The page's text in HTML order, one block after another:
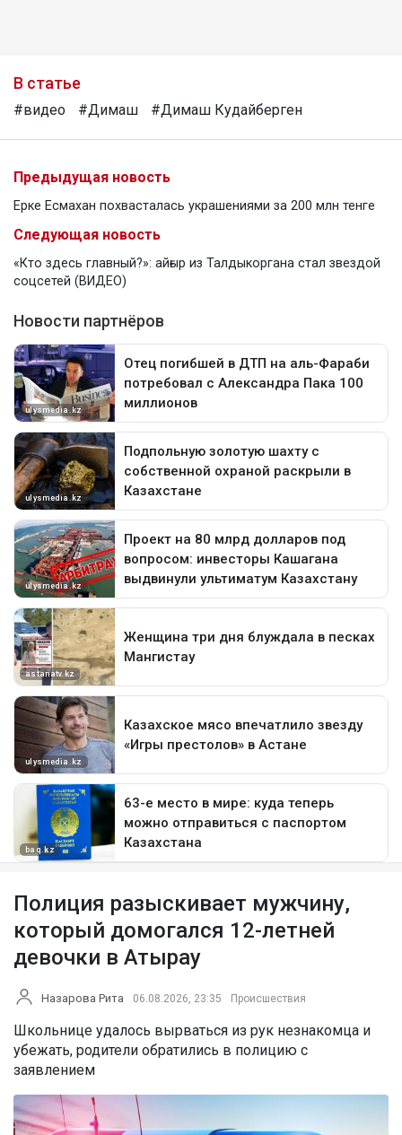
В статье
#видео #Димаш #Димаш Кудайберген
Предыдущая новость
Ерке Есмахан похвасталась украшениями за 200 млн тенге
Следующая новость
«Кто здесь главный?»: айғыр из Талдыкоргана стал звездой
соцсетей (ВИДЕО)
Полиция разыскивает мужчину,
который домогался 12-летней
девочки в Атырау
Назарова Рита 06.08.2026, 23:35 Происшествия
Школьнице удалось вырваться из рук незнакомца и
убежать, родители обратились в полицию с
заявлением